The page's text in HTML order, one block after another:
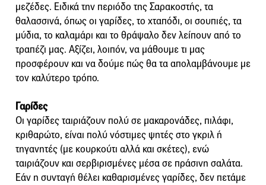
μεζέδες. Ειδικά την περιόδο της Σαρακοστής, τα
θαλασσινά, όπως οι γαρίδες, το χταπόδι, οι σουπιές, τα
μύδια, το καλαμάρι και το θράψαλο δεν λείπουν από το
τραπέζι μας. Αξίζει, λοιπόν, να μάθουμε τι μας
προσφέρουν και να δούμε πώς θα τα απολαμβάνουμε με
τον καλύτερο τρόπο.
Γαρίδες
Οι γαρίδες ταιριάζουν πολύ σε μακαρονάδες, πιλάφι,
κριθαρώτο, είναι πολύ νόστιμες ψητές στο γκριλ ή
τηγανητές (με κουρκούτι αλλά και σκέτες), ενώ
ταιριάζουν και σερβιρισμένες μέσα σε πράσινη σαλάτα.
Εάν η συνταγή θέλει καθαρισμένες γαρίδες, δεν πετάμε